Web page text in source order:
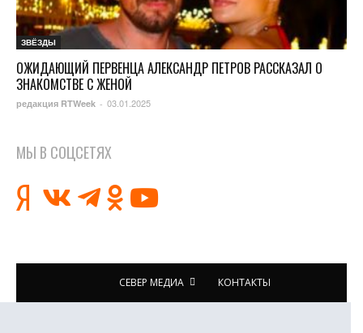
ЗВЁЗДЫ
ОЖИДАЮЩИЙ ПЕРВЕНЦА АЛЕКСАНДР ПЕТРОВ РАССКАЗАЛ О
ЗНАКОМСТВЕ С ЖЕНОЙ
редакция RTWeek - 03.01.2025
МЫ В СОЦСЕТЯХ
СЕВЕР МЕДИА КОНТАКТЫ